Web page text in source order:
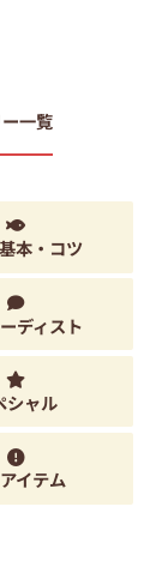
一覧
本・コツ
ディスト
シャル
イテム